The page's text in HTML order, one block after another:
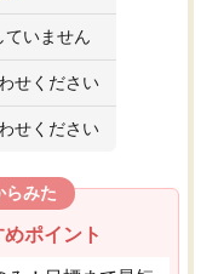
ていません
せください
せください
らみた
ポイント